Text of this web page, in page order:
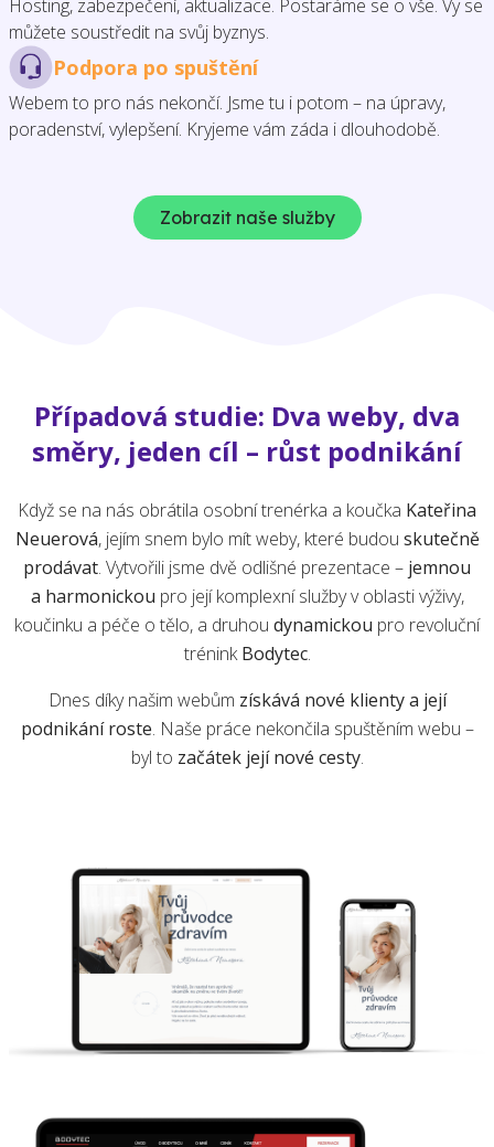
Hosting, zabezpečení, aktualizace. Postaráme se o vše. Vy se
můžete soustředit na svůj byznys.
Podpora po spuštění
Webem to pro nás nekončí. Jsme tu i potom – na úpravy,
poradenství, vylepšení. Kryjeme vám záda i dlouhodobě.
Zobrazit naše služby
Případová studie: Dva weby, dva
směry, jeden cíl – růst podnikání
Když se na nás obrátila osobní trenérka a koučka Kateřina
Neuerová, jejím snem bylo mít weby, které budou skutečně
prodávat. Vytvořili jsme dvě odlišné prezentace – jemnou
a harmonickou pro její komplexní služby v oblasti výživy,
koučinku a péče o tělo, a druhou dynamickou pro revoluční
tréninkBodytec.
Dnes díky našim webům získává nové klienty a její
podnikání roste. Naše práce nekončila spuštěním webu –
byl to začátek její nové cesty.